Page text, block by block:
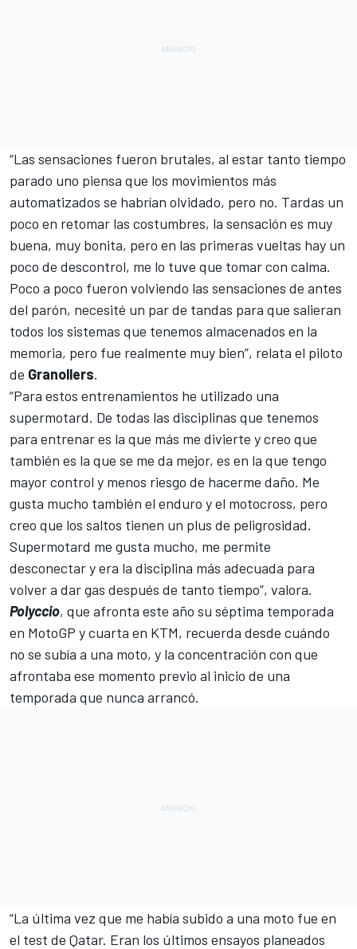
“Las sensaciones fueron brutales, al estar tanto tiempo
parado uno piensa que los movimientos más
automatizados se habrían olvidado, pero no. Tardas un
poco en retomar las costumbres, la sensación es muy
buena, muy bonita, pero en las primeras vueltas hay un
poco de descontrol, me lo tuve que tomar con calma.
Poco a poco fueron volviendo las sensaciones de antes
del parón, necesité un par de tandas para que salieran
todos los sistemas que tenemos almacenados en la
memoria, pero fue realmente muy bien”, relata el piloto
de Granollers.
“Para estos entrenamientos he utilizado una
supermotard. De todas las disciplinas que tenemos
para entrenar es la que más me divierte y creo que
también es la que se me da mejor, es en la que tengo
mayor control y menos riesgo de hacerme daño. Me
gusta mucho también el enduro y el motocross, pero
creo que los saltos tienen un plus de peligrosidad.
Supermotard me gusta mucho, me permite
desconectar y era la disciplina más adecuada para
volver a dar gas después de tanto tiempo”, valora.
Polyccio, que afronta este año su séptima temporada
en MotoGP y cuarta en KTM, recuerda desde cuándo
no se subía a una moto, y la concentración con que
afrontaba ese momento previo al inicio de una
temporada que nunca arrancó.
“La última vez que me había subido a una moto fue en
el test de Qatar. Eran los últimos ensayos planeados